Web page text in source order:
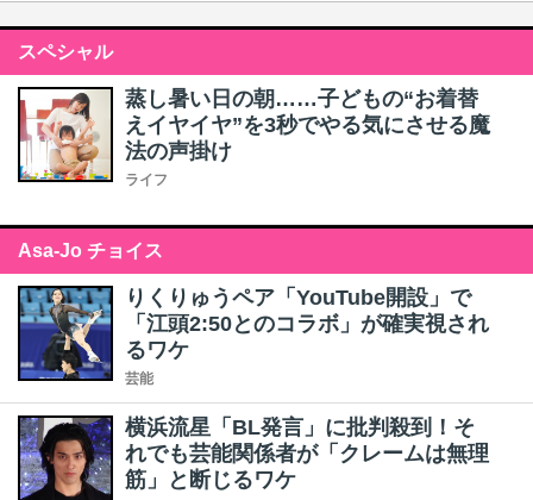
スペシャル
蒸し暑い日の朝……子どもの“お着替
えイヤイヤ”を3秒でやる気にさせる魔
法の声掛け
ライフ
Asa-Jo チョイス
りくりゅうペア「YouTube開設」で
「江頭2:50とのコラボ」が確実視され
るワケ
芸能
横浜流星「BL発言」に批判殺到！そ
れでも芸能関係者が「クレームは無理
筋」と断じるワケ